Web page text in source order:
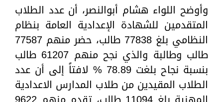
وأوضح اللواء هشام أبوالنصر، أن عدد الطلاب
المتقدمين للشهادة الإعدادية العامة بنظام
النظامي بلغ 77838 طالب، حضر منهم 77587
طالب وطالبة والذي نجح منهم 61207 طالب
بنسبة نجاح بلغت 78.89 % لافتاً إلى أن عدد
الطلاب المقيدين من طلاب المدارس الاعدادية